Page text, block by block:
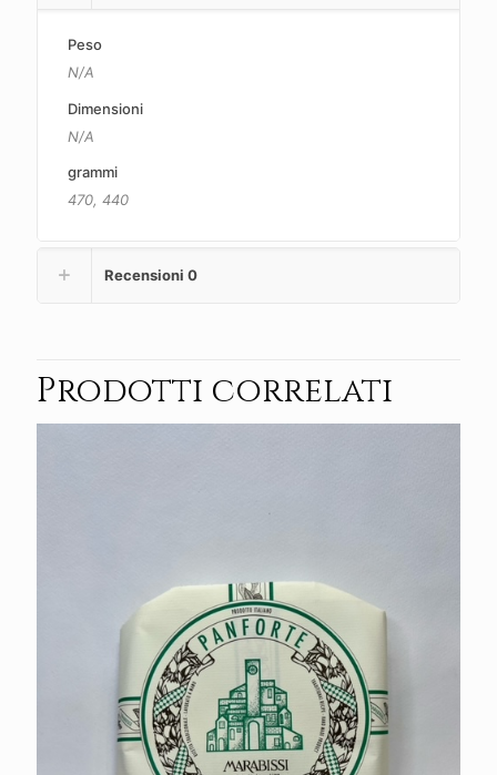
Peso
N/A
Dimensioni
N/A
grammi
470, 440
Recensioni 0
Prodotti correlati